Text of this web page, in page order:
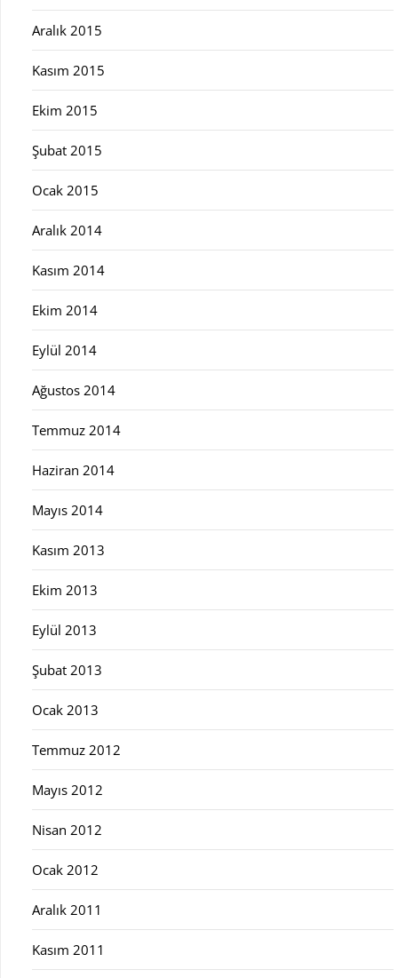
Aralık 2015
Kasım 2015
Ekim 2015
Şubat 2015
Ocak 2015
Aralık 2014
Kasım 2014
Ekim 2014
Eylül 2014
Ağustos 2014
Temmuz 2014
Haziran 2014
Mayıs 2014
Kasım 2013
Ekim 2013
Eylül 2013
Şubat 2013
Ocak 2013
Temmuz 2012
Mayıs 2012
Nisan 2012
Ocak 2012
Aralık 2011
Kasım 2011